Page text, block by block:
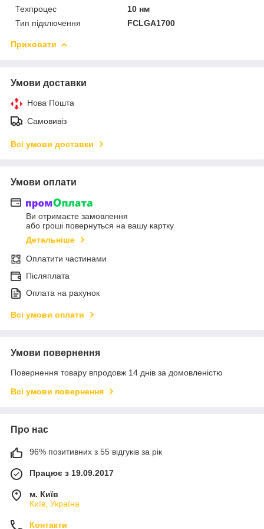
Техпроцес
10 нм
Тип підключення
FCLGA1700
Приховати
Умови доставки
Нова Пошта
Самовивіз
Всі умови доставки
Умови оплати
Ви отримаєте замовлення
або гроші повернуться на вашу картку
Детальніше
Оплатити частинами
Післяплата
Оплата на рахунок
Всі умови оплати
Умови повернення
Повернення товару впродовж 14 днів за домовленістю
Всі умови повернення
Про нас
96% позитивних з 55 відгуків за рік
Працює з 19.09.2017
м. Київ
Київ, Україна
Контакти